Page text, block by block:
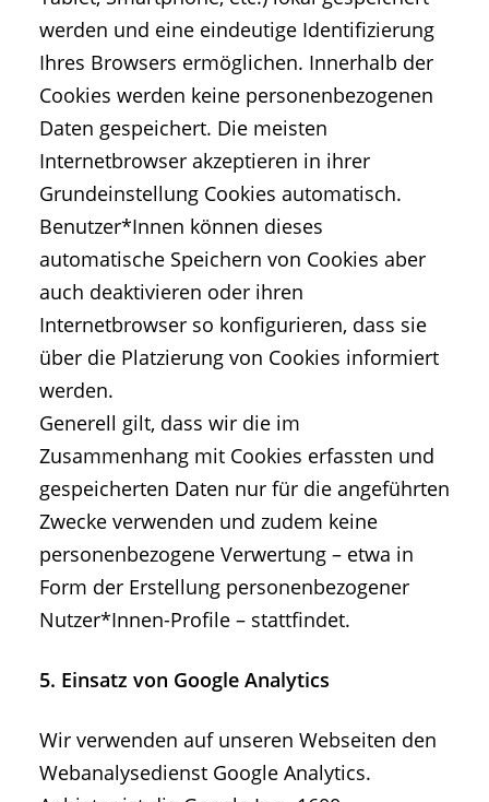
werden und eine eindeutige Identifizierung
Ihres Browsers ermöglichen. Innerhalb der
Cookies werden keine personenbezogenen
Daten gespeichert. Die meisten
Internetbrowser akzeptieren in ihrer
Grundeinstellung Cookies automatisch.
Benutzer*Innen können dieses
automatische Speichern von Cookies aber
auch deaktivieren oder ihren
Internetbrowser so konfigurieren, dass sie
über die Platzierung von Cookies informiert
werden.
Generell gilt, dass wir die im
Zusammenhang mit Cookies erfassten und
gespeicherten Daten nur für die angeführten
Zwecke verwenden und zudem keine
personenbezogene Verwertung – etwa in
Form der Erstellung personenbezogener
Nutzer*Innen-Profile – stattfindet.
5. Einsatz von Google Analytics
Wir verwenden auf unseren Webseiten den
Webanalysedienst Google Analytics.